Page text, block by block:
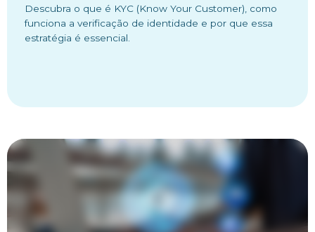
Descubra o que é KYC (Know Your Customer), como
funciona a verificação de identidade e por que essa
estratégia é essencial.